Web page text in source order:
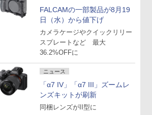
FALCAMの一部製品が8月19
日（水）から値下げ
カメラケージやクイックリリー
スプレートなど 最大
36.2%OFFに
ニュース
「α7 IV」「α7 III」ズームレ
ンズキットが刷新
同梱レンズがII型に